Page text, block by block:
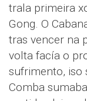
trala primeira
Gong. O
tras vencer na
volta facía o
sufrimento, iso
Comba